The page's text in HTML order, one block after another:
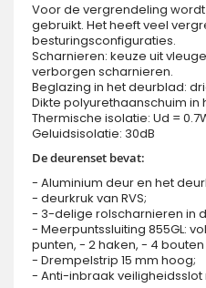
Voor de vergrendeling wordt
gebruikt. Het heeft veel
besturingsconfiguraties.
Scharnieren: keuze uit
verborgen scharnieren.
Beglazing in het deurblad:
Dikte polyurethaanschuim in
Thermische isolatie: Ud =
Geluidsisolatie: 30dB
De deurenset bevat:
- Aluminium deur en het
- deurkruk van RVS;
- 3-delige rolscharnieren in
- Meerpuntssluiting 855GL:
punten, - 2 haken, - 4
- Drempelstrip 15 mm hoog;
- Anti-inbraak veiligheidsslot